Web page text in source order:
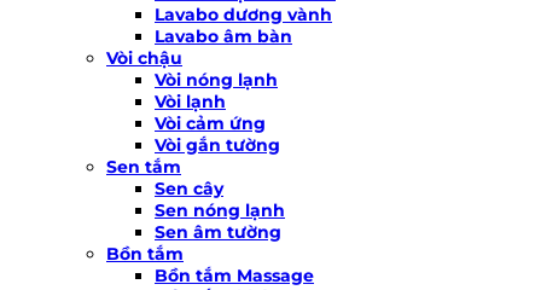
Lavabo dương vành
Lavabo âm bàn
Vòi chậu
Vòi nóng lạnh
Vòi lạnh
Vòi cảm ứng
Vòi gắn tường
Sen tắm
Sen cây
Sen nóng lạnh
Sen âm tường
Bồn tắm
Bồn tắm Massage